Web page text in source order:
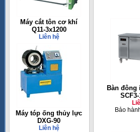
Máy cắt tôn cơ khí
Q11-3x1200
Liên hệ
Máy tóp ống thủy lực
DXG-90
Liên hệ
Bàn đông
Bảo